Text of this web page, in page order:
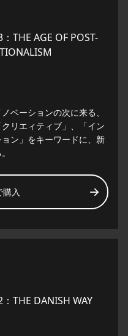
THE AGE OF POST-
ベーションの次に来る、
リエィティブ」、「イン
ン」をキーワードに、新
入
：THE DANISH WAY